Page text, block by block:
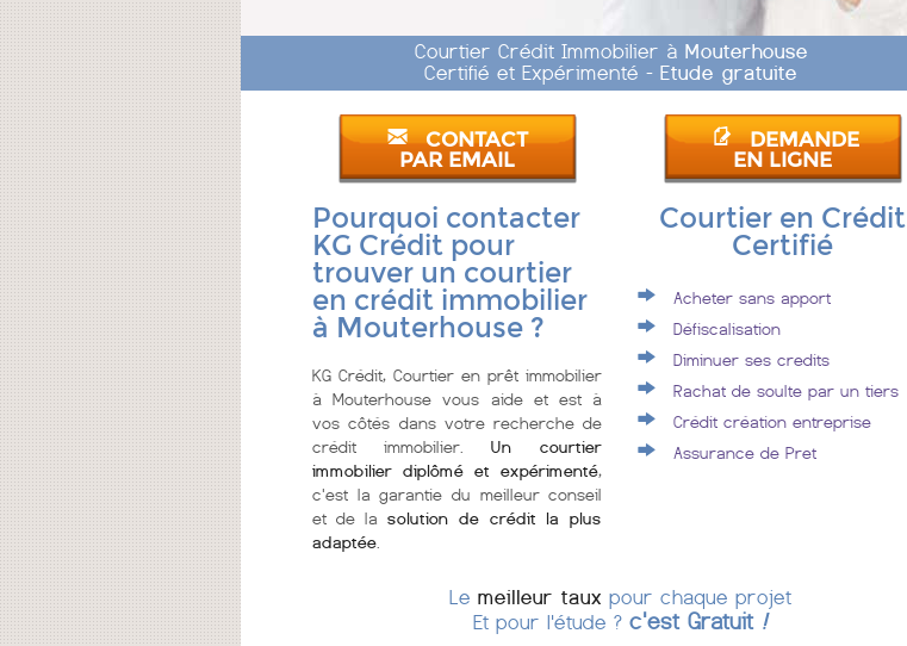
Courtier Crédit Immobilier à Mouterhouse
Certifié et Expérimenté -Etude gratuite
CONTACT
PAR EMAIL
DEMANDE
EN LIGNE
Pourquoi contacter
KG Crédit pour
trouver un courtier
en crédit immobilier
à Mouterhouse ?
KG Crédit, Courtier en prêt immobilier
à Mouterhouse vous aide et est à
vos côtés dans votre recherche de
crédit immobilier.Un courtier
immobilier diplômé et expérimenté,
c'est la garantie du meilleur conseil
et de la solution de crédit la plus
adaptée
Courtier en Crédit
Certifié
Acheter sans apport
Défiscalisation
Diminuer ses credits
Rachat de soulte par un tiers
Crédit création entreprise
Assurance de Pret
Le meilleur taux pour chaque projet
Et pour l'étude ?c'est Gratuit !